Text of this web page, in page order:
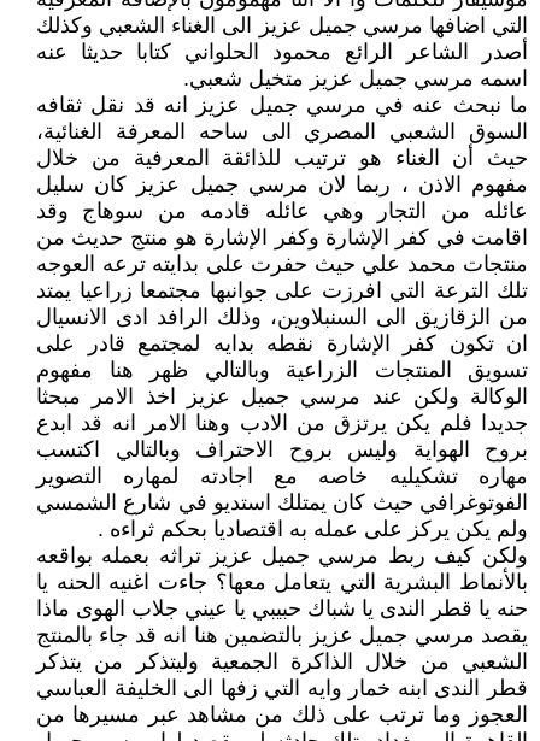
التي اضافها مرسي جميل عزيز الى الغناء الشعبي وكذلك
أصدر الشاعر الرائع محمود الحلواني كتابا حديثا عنه
اسمه مرسي جميل عزيز متخيل شعبي.
ما نبحث عنه في مرسي جميل عزيز انه قد نقل ثقافه
السوق الشعبي المصري الى ساحه المعرفة الغنائية،
حيث أن الغناء هو ترتيب للذائقة المعرفية من خلال
مفهوم الاذن ، ربما لان مرسي جميل عزيز كان سليل
عائله من التجار وهي عائله قادمه من سوهاج وقد
اقامت في كفر الإشارة وكفر الإشارة هو منتج حديث من
منتجات محمد علي حيث حفرت على بدايته ترعه العوجه
تلك الترعة التي افرزت على جوانبها مجتمعا زراعيا يمتد
من الزقازيق الى السنبلاوين، وذلك الرافد ادى الانسيال
ان تكون كفر الإشارة نقطه بدايه لمجتمع قادر على
تسويق المنتجات الزراعية وبالتالي ظهر هنا مفهوم
الوكالة ولكن عند مرسي جميل عزيز اخذ الامر مبحثا
جديدا فلم يكن يرتزق من الادب وهنا الامر انه قد ابدع
بروح الهواية وليس بروح الاحتراف وبالتالي اكتسب
مهاره تشكيليه خاصه مع اجادته لمهاره التصوير
الفوتوغرافي حيث كان يمتلك استديو في شارع الشمسي
ولم يكن يركز على عمله به اقتصاديا بحكم ثراءه .
ولكن كيف ربط مرسي جميل عزيز تراثه بعمله بواقعه
بالأنماط البشرية التي يتعامل معها؟ جاءت اغنيه الحنه يا
حنه يا قطر الندى يا شباك حبيبي يا عيني جلاب الهوى ماذا
يقصد مرسي جميل عزيز بالتضمين هنا انه قد جاء بالمنتج
الشعبي من خلال الذاكرة الجمعية وليتذكر من يتذكر
قطر الندى ابنه خمار وايه التي زفها الى الخليفة العباسي
العجوز وما ترتب على ذلك من مشاهد عبر مسيرها من